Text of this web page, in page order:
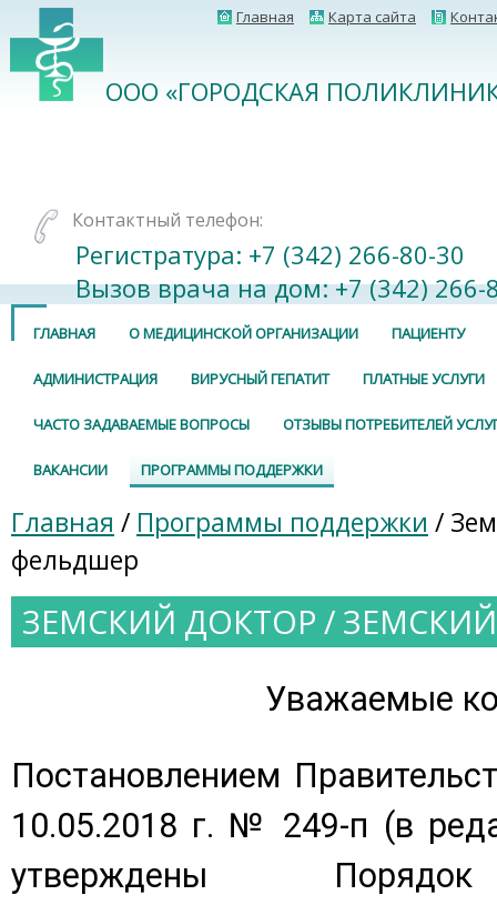
Главная Карта сайта
ООО «ГОРОДСКАЯ
Контактный телефон:
Регистратура: +7 (342) 266-80-
Вызов врача на дом: +7 (342) 266-
ГЛАВНАЯ О МЕДИЦИНСКОЙ ОРГАНИЗАЦИИ ПАЦИЕНТУ
АДМИНИСТРАЦИЯ ВИРУСНЫЙ ГЕПАТИТ ПЛАТНЫЕ УСЛУГИ
ЧАСТО ЗАДАВАЕМЫЕ ВОПРОСЫ ОТЗЫВЫ ПОТРЕБИТЕЛЕЙ
ВАКАНСИИ ПРОГРАММЫ ПОДДЕРЖКИ
Главная / Программы поддержки /
фельдшер
ЗЕМСКИЙ ДОКТОР /
Уважаемые
Постановлением
10.05.2018 г. № 249-п (в
утверждены Порядок